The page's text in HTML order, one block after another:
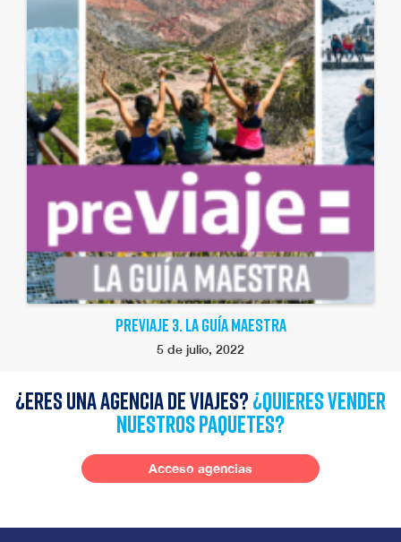
PREVIAJE 3. LA GUÍA MAESTRA
5 de julio, 2022
¿Eres una agencia de viajes?¿quieres vender
nuestros paquetes?
Acceso agencias